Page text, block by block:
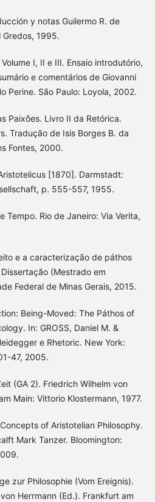
y notas Guilermo R. de
Gredos, 1995.
I, II e III. Ensaio introdutório,
e comentários de Giovanni
Perine. São Paulo: Loyola, 2002.
Paixões. Livro II da Retórica.
Tradução de Isis Borges B. da
Fontes, 2000.
[1870]. Darmstadt:
p. 555-557, 1955.
Tempo. Rio de Janeiro: Via Verita,
e a caracterização de páthos
(Mestrado em
Federal de Minas Gerais, 2015.
Being-Moved: The Páthos of
In: GROSS, Daniel M. &
e Rhetoric. New York:
47, 2005.
(GA 2). Friedrich Wilhelm von
Main: Vittorio Klostermann, 1977.
Concepts of Aristotelian Philosophy.
Mark Tanzer. Bloomington:
zur Philosophie (Vom Ereignis).
Herrmann (Ed.). Frankfurt am